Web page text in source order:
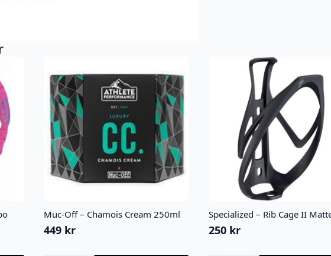
Muc-Off – Chamois Cream 250ml
449 kr
Specialized – Rib Cage II
250 kr